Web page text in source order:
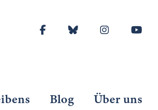
Blog Über uns